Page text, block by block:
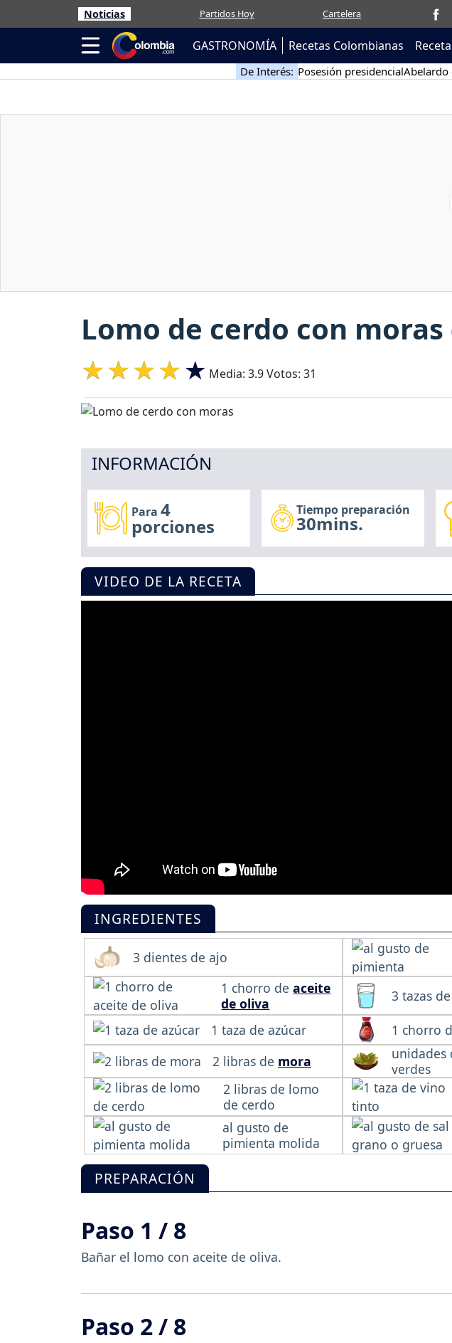
Noticias Partidos Hoy Cartelera
GASTRONOMÍA Recetas Colombianas
De Interés: Posesión presidencialAbelardo
Lomo de cerdo con
Media: 3.9Votos: 31
INFORMACIÓN
Para4
porciones
Tiempo preparación
30mins.
VIDEO DE LA RECETA
INGREDIENTES
3 dientes de ajo
1 chorro deaceite
de oliva
3 tazas
1 taza de azúcar
1 chorro
2 libras de mora
unidades
verdes
2 libras de lomo
de cerdo
al gusto de
pimienta molida
PREPARACIÓN
Paso 1 / 8
Bañar el lomo con aceite de oliva.
Paso 2 / 8